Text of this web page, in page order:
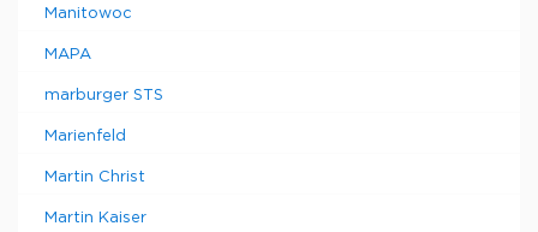
Manitowoc
MAPA
marburger STS
Marienfeld
Martin Christ
Martin Kaiser